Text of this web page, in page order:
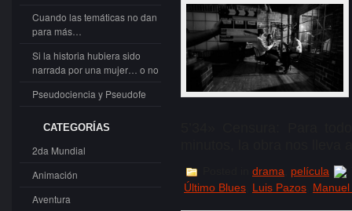
Cuando las temáticas no dan
para más…
Si la historia hubiera sido
narrada por una mujer… o no
Pseudociencia y Pseudofe
CATEGORÍAS
2da Mundial
Animación
Aventura
drama película
Último Blues Luis Pazos